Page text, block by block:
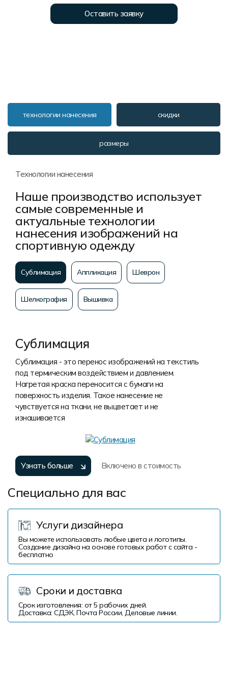
Оставить заявку
технологии нанесения скидки
размеры
Технологии нанесения
Наше производство использует
самые современные и
актуальные технологии
нанесения изображений на
спортивную одежду
Сублимация Аппликация Шеврон
Шелкография Вышивка
Сублимация
Сублимация - это перенос изображений на текстиль
под термическим воздействием и давлением.
Нагретая краска переносится с бумаги на
поверхность изделия. Такое нанесение не
чувствуется на ткани, не выцветает и не
изнашивается
Узнать больше Включено в стоимость
Специально для вас
Услуги дизайнера
Вы можете использовать любые цвета и логотипы.
Создание дизайна на основе готовых работ с сайта -
бесплатно
Сроки и доставка
Срок изготовления: от 5 рабочих дней.
Доставка: СДЭК, Почта России, Деловые линии.
Форма в наличии
Распродажа
Реквизиты
Система скидок и наценок
Пользовательское соглашение